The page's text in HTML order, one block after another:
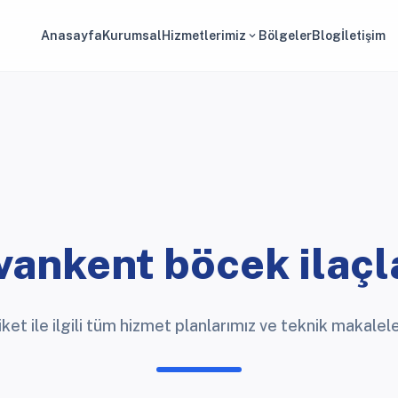
AnasayfaKurumsalHizmetlerimiz expand_more BölgelerBlogİletişim
böcek
ile ilgili tüm hizmet planlarımız ve teknik